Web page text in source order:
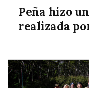
Peña hizo
realizada